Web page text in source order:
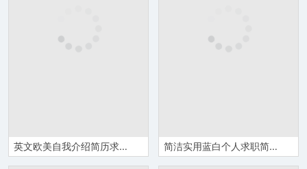
英文欧美自我介绍简历求职竞聘通用PPT模板 简洁实用蓝白个人求职简历PPT模板